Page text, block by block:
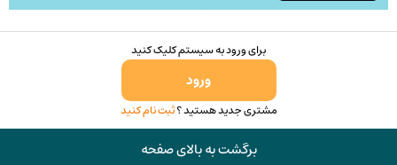
برای ورود به سیستم کلیک کنید
ورود
مشتری جدید هستید ؟ثبت نام کنید
برگشت به بالای صفحه